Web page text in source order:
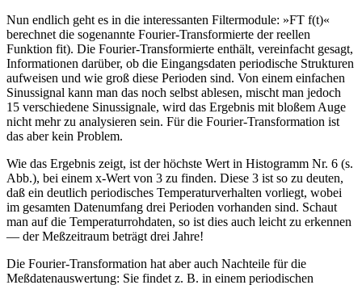
Nun endlich geht es in die interessanten Filtermodule: »FT f(t)«
berechnet die sogenannte Fourier-Transformierte der reellen
Funktion fit). Die Fourier-Transformierte enthält, vereinfacht gesagt,
Informationen darüber, ob die Eingangsdaten periodische Strukturen
aufweisen und wie groß diese Perioden sind. Von einem einfachen
Sinussignal kann man das noch selbst ablesen, mischt man jedoch
15 verschiedene Sinussignale, wird das Ergebnis mit bloßem Auge
nicht mehr zu analysieren sein. Für die Fourier-Transformation ist
das aber kein Problem.
Wie das Ergebnis zeigt, ist der höchste Wert in Histogramm Nr. 6 (s.
Abb.), bei einem x-Wert von 3 zu finden. Diese 3 ist so zu deuten,
daß ein deutlich periodisches Temperaturverhalten vorliegt, wobei
im gesamten Datenumfang drei Perioden vorhanden sind. Schaut
man auf die Temperaturrohdaten, so ist dies auch leicht zu erkennen
— der Meßzeitraum beträgt drei Jahre!
Die Fourier-Transformation hat aber auch Nachteile für die
Meßdatenauswertung: Sie findet z. B. in einem periodischen